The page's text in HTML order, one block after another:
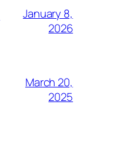
January 8,
2026
March 20,
2025